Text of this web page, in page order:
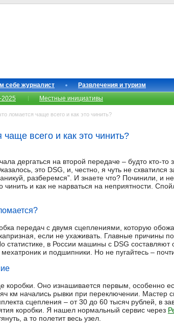
себе журналист
Развлечения и туризм
Местные инициативы
ломается чаще всего и как это чинить?
всего и как это чинить?
дергаться на второй передаче – будто кто-то
это DSG, и, честно, я чуть не схватился
разберемся”. И знаете что? Починили, и
чинить и как не нарваться на неприятности.
передач с двумя сцеплениями, которую
если не ухаживать. Главные причины
статистике, в России машины с DSG составляют
и подшипники. Но не пугайтесь –
коробки. Оно изнашивается первым, особенно
км начались рывки при переключении. Мастер
сцепления – от 30 до 60 тысяч рублей, в
коробки. Я нашел нормальный сервис через
а то полетит весь узел.